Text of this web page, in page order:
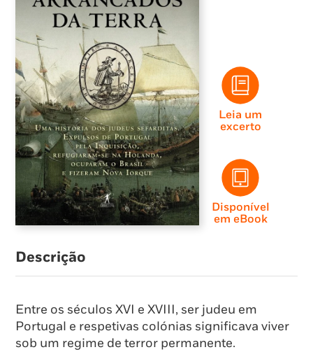
Leia um
excerto
Disponível
em eBook
Descrição
Entre os séculos XVI e XVIII, ser judeu em
Portugal e respetivas colónias significava viver
sob um regime de terror permanente.